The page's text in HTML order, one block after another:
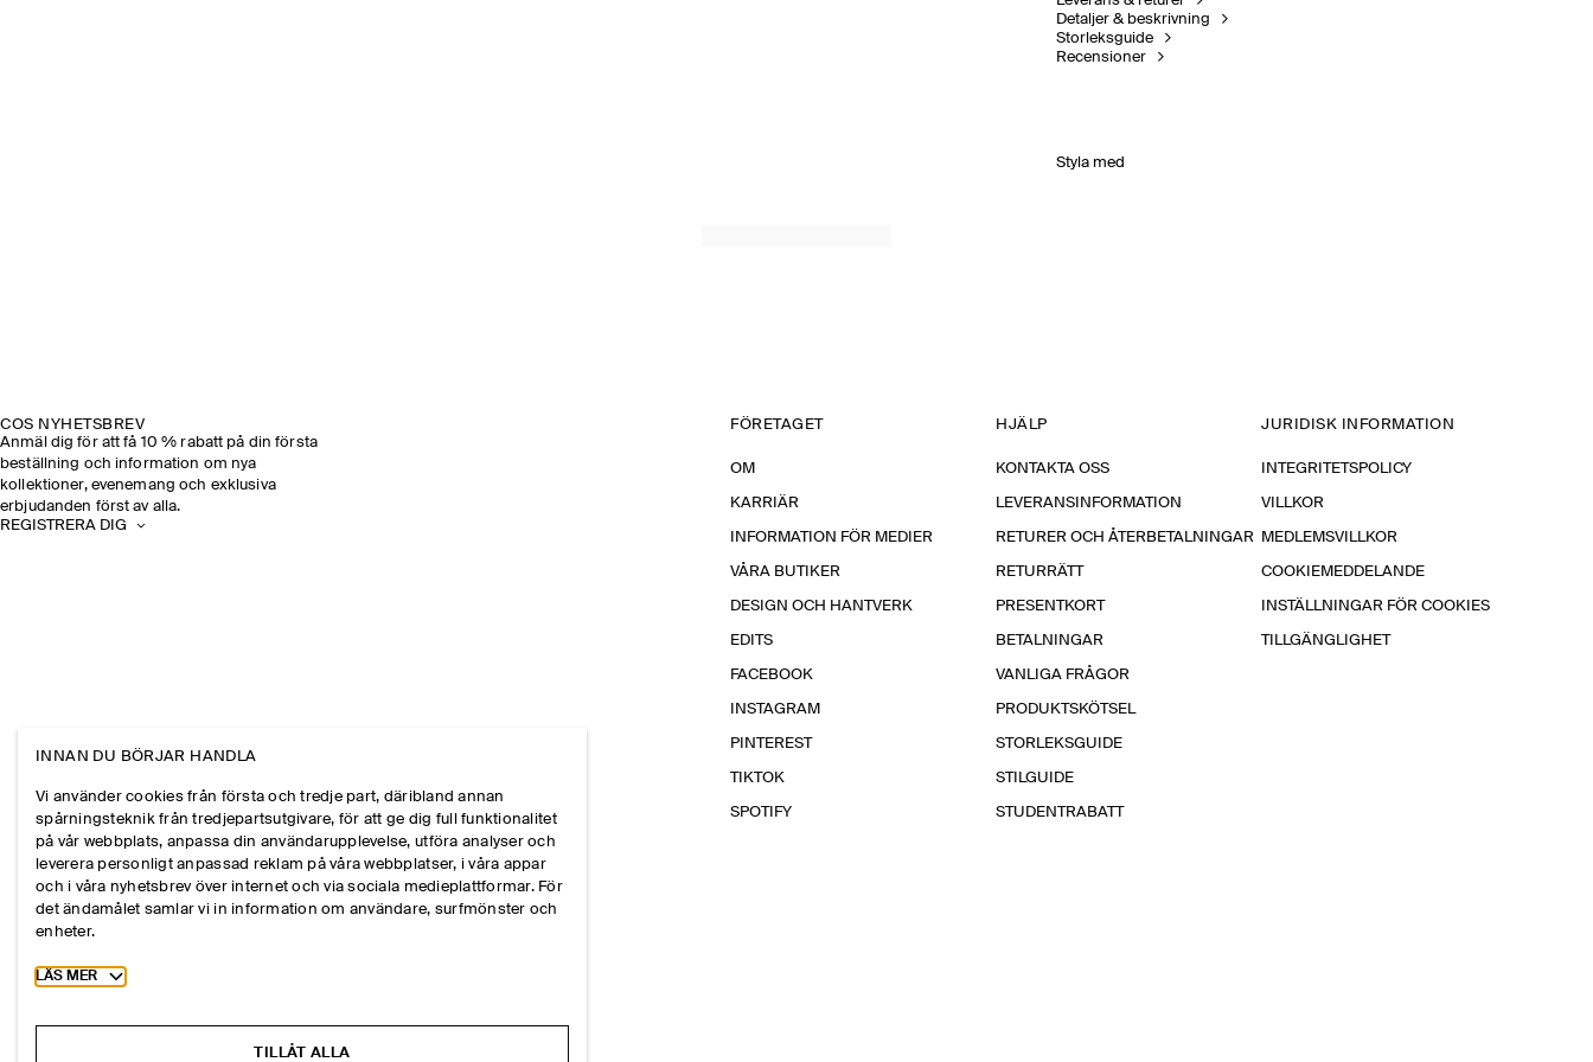
Detaljer & beskrivning
Storleksguide
Recensioner
Styla med
COS NYHETSBREV
Anmäl dig för att få 10 % rabatt på din första
beställning och information om nya
kollektioner, evenemang och exklusiva
erbjudanden först av alla.
REGISTRERA DIG
FÖRETAGET
OM
KARRIÄR
INFORMATION FÖR MEDIER
VÅRA BUTIKER
DESIGN OCH HANTVERK
EDITS
FACEBOOK
INSTAGRAM
PINTEREST
TIKTOK
SPOTIFY
HJÄLP
KONTAKTA OSS
LEVERANSINFORMATION
RETURER OCH ÅTERBETALNINGAR
RETURRÄTT
PRESENTKORT
BETALNINGAR
VANLIGA FRÅGOR
PRODUKTSKÖTSEL
STORLEKSGUIDE
STILGUIDE
STUDENTRABATT
JURIDISK INFORMATION
INTEGRITETSPOLICY
VILLKOR
MEDLEMSVILLKOR
COOKIEMEDDELANDE
INSTÄLLNINGAR FÖR COOKIES
TILLGÄNGLIGHET
INNAN DU BÖRJAR HANDLA
Vi använder cookies från första och tredje part, däribland annan
spårningsteknik från tredjepartsutgivare, för att ge dig full funktionalitet
på vår webbplats, anpassa din användarupplevelse, utföra analyser och
leverera personligt anpassad reklam på våra webbplatser, i våra appar
och i våra nyhetsbrev över internet och via sociala medieplattformar. För
det ändamålet samlar vi in information om användare, surfmönster och
enheter.
Toggle more cookie information
LÄS MER
TILLÅT ALLA